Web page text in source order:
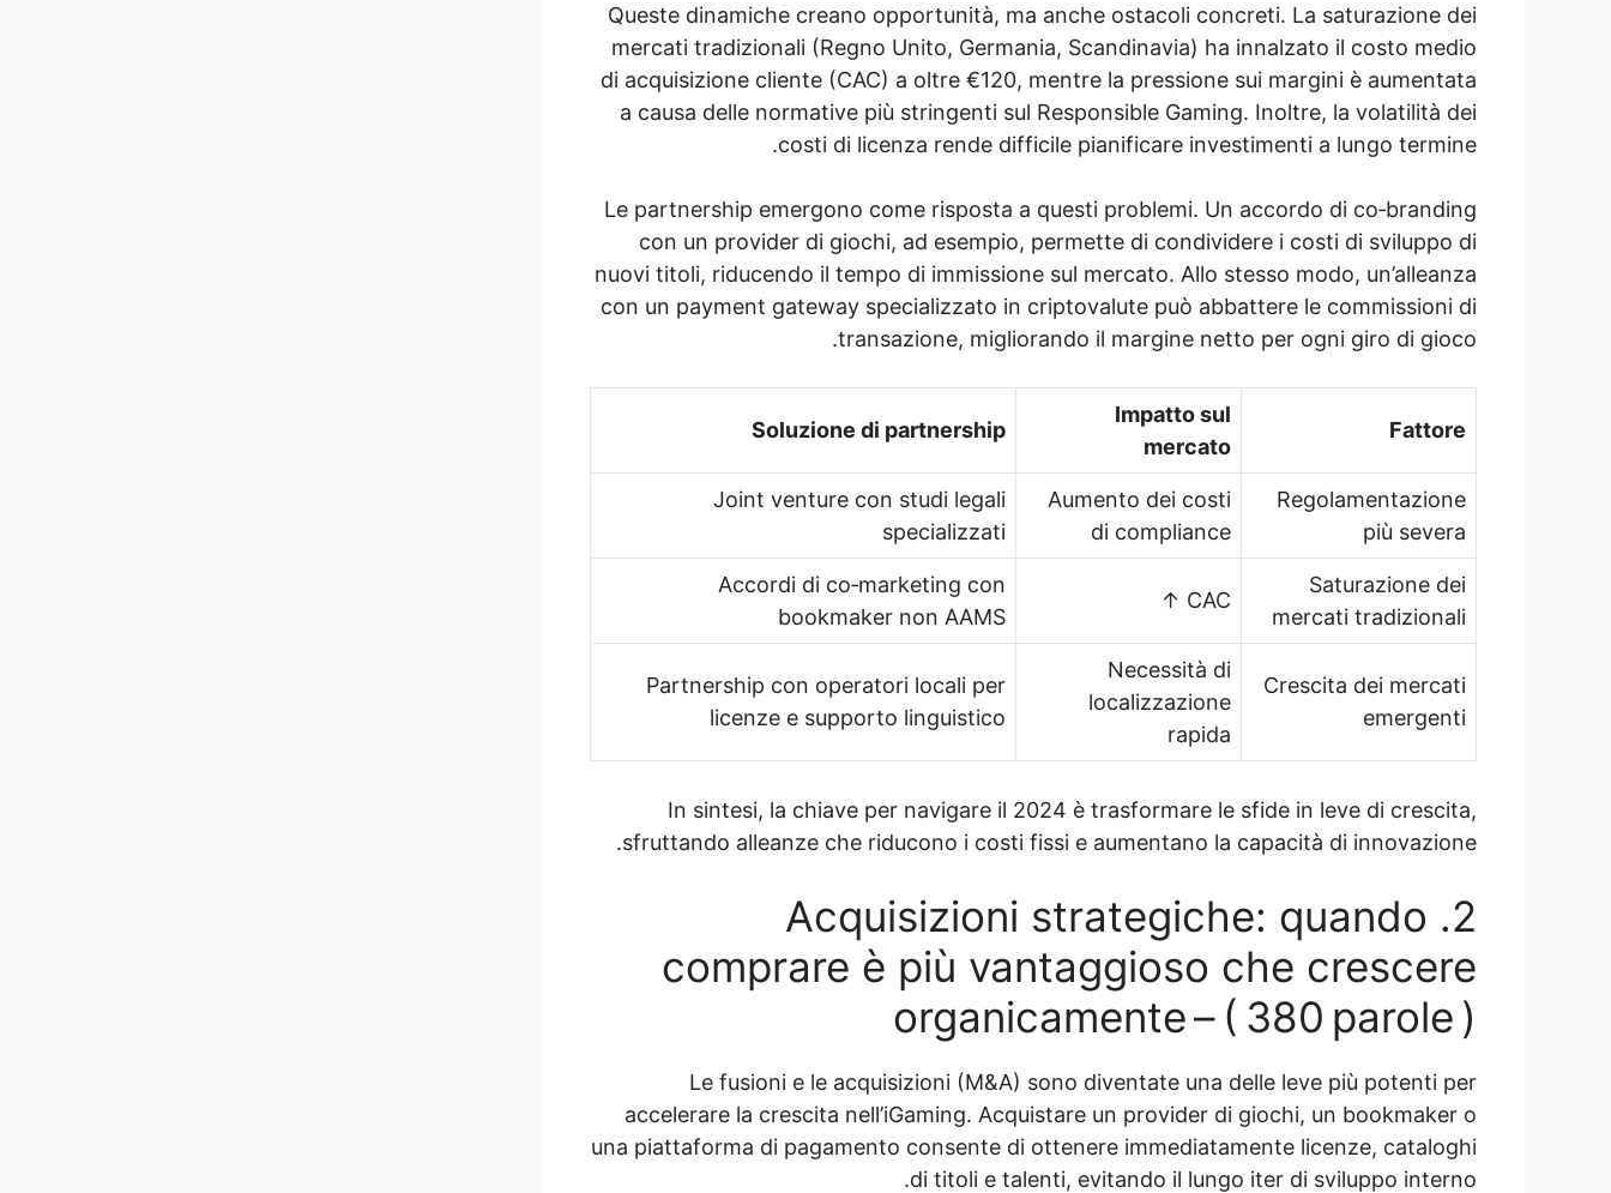
Queste dinamiche creano opportunità, ma anche ostacoli concreti. La saturazione dei
mercati tradizionali (Regno Unito, Germania, Scandinavia) ha innalzato il costo medio
di acquisizione cliente (CAC) a oltre €120, mentre la pressione sui margini è aumentata
a causa delle normative più stringenti sul Responsible Gaming. Inoltre, la volatilità dei
costi di licenza rende difficile pianificare investimenti a lungo termine.
Le partnership emergono come risposta a questi problemi. Un accordo di co‑branding
con un provider di giochi, ad esempio, permette di condividere i costi di sviluppo di
nuovi titoli, riducendo il tempo di immissione sul mercato. Allo stesso modo, un’alleanza
con un payment gateway specializzato in criptovalute può abbattere le commissioni di
transazione, migliorando il margine netto per ogni giro di gioco.
Fattore
Impatto sul
mercato
Soluzione di partnership
Regolamentazione
più severa
Aumento dei costi
di compliance
Joint venture con studi legali
specializzati
Saturazione dei
mercati tradizionali
CAC ↑
Accordi di co‑marketing con
bookmaker non AAMS
Crescita dei mercati
emergenti
Necessità di
localizzazione
rapida
Partnership con operatori locali per
licenze e supporto linguistico
In sintesi, la chiave per navigare il 2024 è trasformare le sfide in leve di crescita,
sfruttando alleanze che riducono i costi fissi e aumentano la capacità di innovazione.
2. Acquisizioni strategiche: quando
comprare è più vantaggioso che crescere
organicamente – ( 380 parole )
Le fusioni e le acquisizioni (M&A) sono diventate una delle leve più potenti per
accelerare la crescita nell’iGaming. Acquistare un provider di giochi, un bookmaker o
una piattaforma di pagamento consente di ottenere immediatamente licenze, cataloghi
di titoli e talenti, evitando il lungo iter di sviluppo interno.